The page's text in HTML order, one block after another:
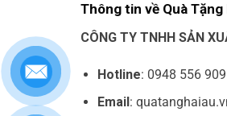
Thông tin về Quà Tặng
CÔNG TY TNHH SẢN
Hotline: 0948 556
Email :